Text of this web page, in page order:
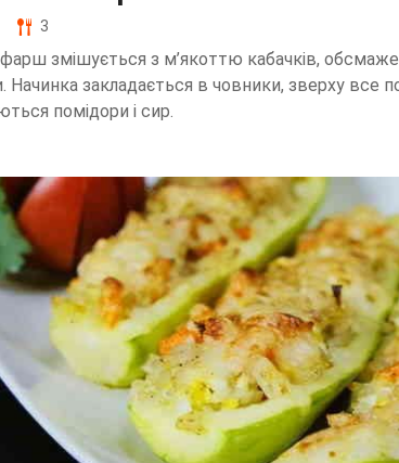
3
змішується з м’якоттю кабачків,
Начинка закладається в човники, зверху все
помідори і сир.